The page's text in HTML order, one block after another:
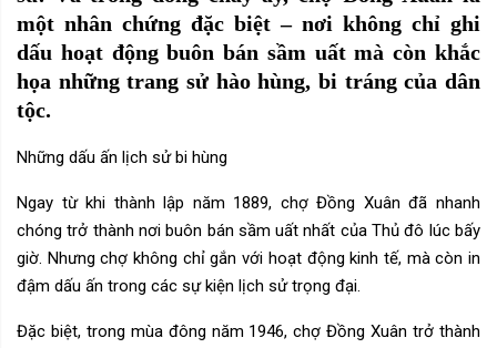
một nhân chứng đặc biệt – nơi không chỉ ghi
dấu hoạt động buôn bán sầm uất mà còn khắc
họa những trang sử hào hùng, bi tráng của dân
tộc.
Những dấu ấn lịch sử bi hùng
Ngay từ khi thành lập năm 1889, chợ Đồng Xuân đã nhanh
chóng trở thành nơi buôn bán sầm uất nhất của Thủ đô lúc bấy
giờ. Nhưng chợ không chỉ gắn với hoạt động kinh tế, mà còn in
đậm dấu ấn trong các sự kiện lịch sử trọng đại.
Đặc biệt, trong mùa đông năm 1946, chợ Đồng Xuân trở thành